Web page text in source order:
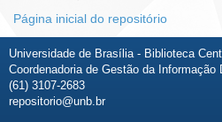
Página inicial do repositório
Universidade de Brasília - Biblioteca
Coordenadoria de Gestão da Informação
(61) 3107-2683
repositorio@unb.br